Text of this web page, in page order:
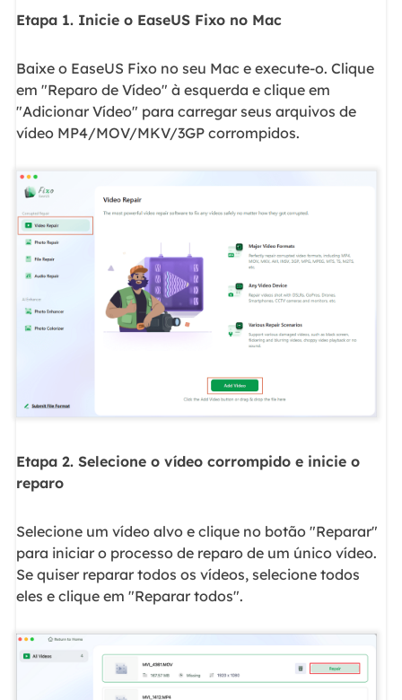
Etapa 1. Inicie o EaseUS Fixo no Mac
Baixe o EaseUS Fixo no seu Mac e execute-o. Clique
em "Reparo de Vídeo" à esquerda e clique em
"Adicionar Vídeo" para carregar seus arquivos de
vídeo MP4/MOV/MKV/3GP corrompidos.
Etapa 2. Selecione o vídeo corrompido e inicie o
reparo
Selecione um vídeo alvo e clique no botão "Reparar"
para iniciar o processo de reparo de um único vídeo.
Se quiser reparar todos os vídeos, selecione todos
eles e clique em "Reparar todos".